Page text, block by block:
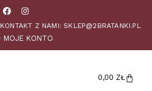
KONTAKT Z NAMI: SKLEP@2BRATANKI.PL
MOJE KONTO
0,00 ZŁ